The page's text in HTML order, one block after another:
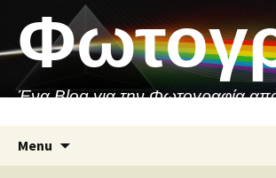
content
Ένα Blog για την Φωτογραφία
Menu